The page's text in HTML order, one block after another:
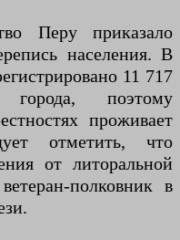
Перу приказало
населения. В
11 717
поэтому
проживает
отметить, что
от литоральной
полковник в